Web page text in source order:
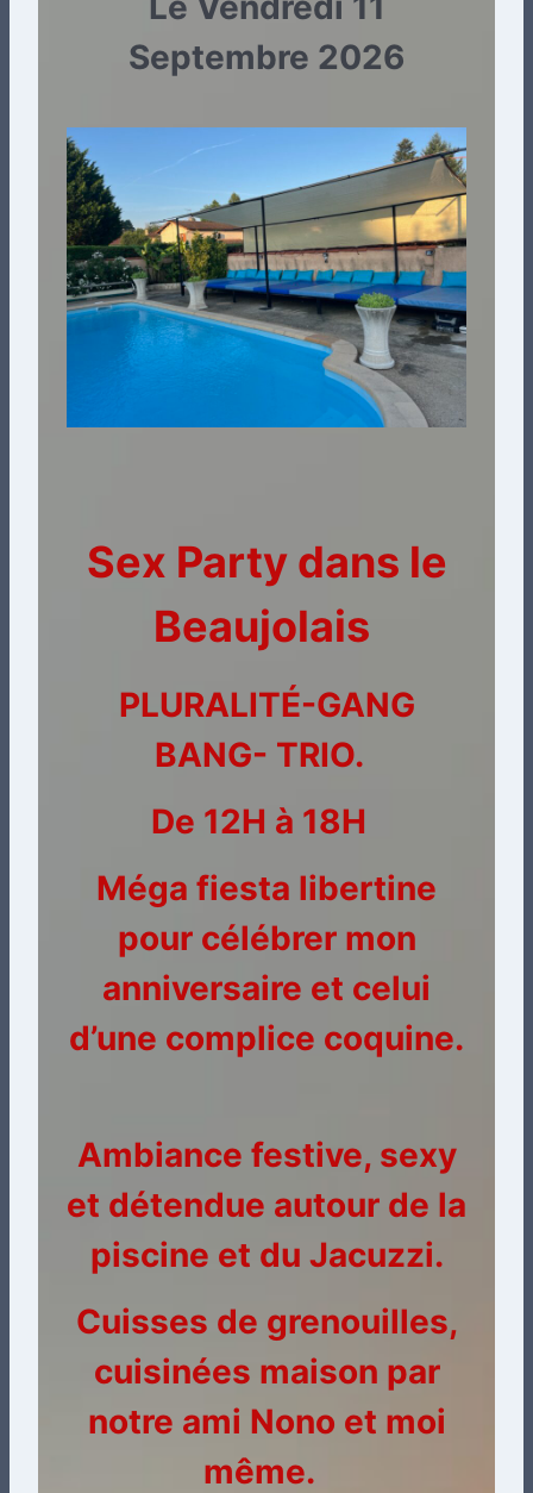
Septembre 2026
Sex Party dans le
Beaujolais
PLURALITÉ-GANG
BANG- TRIO.
De 12H à 18H
Méga fiesta libertine
pour célébrer mon
anniversaire et celui
d’une complice coquine.
Ambiance festive, sexy
et détendue autour de la
piscine et du Jacuzzi.
Cuisses de grenouilles,
cuisinées maison par
notre ami Nono et moi
même.